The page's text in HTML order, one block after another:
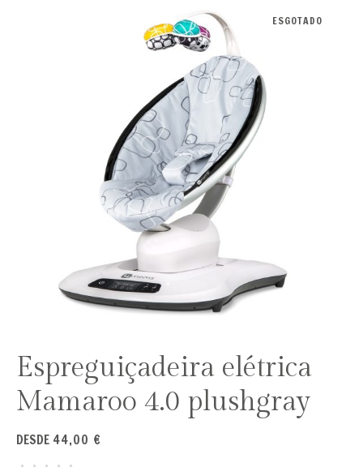
ESGOTADO
Espreguiçadeira elétrica
Mamaroo 4.0 plushgray
DESDE 44,00 €